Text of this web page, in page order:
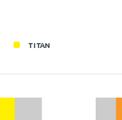
ΤΙΤΑΝ